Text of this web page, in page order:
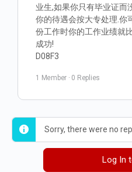
业生,如果你只有毕业证而
你的待遇会按大专处理.你
份工作时你的工作业绩就
成功!
D08F3
1 Member · 0 Replies
Sorry, there were no
Log In